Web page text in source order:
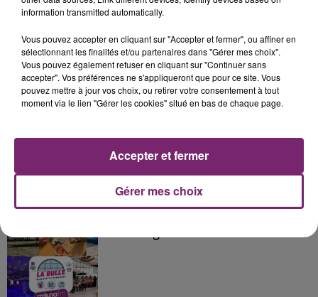
information transmitted automatically.
Vous pouvez accepter en cliquant sur "Accepter et fermer", ou affiner en
sélectionnant les finalités et/ou partenaires dans "Gérer mes choix".
Vous pouvez également refuser en cliquant sur "Continuer sans
accepter". Vos préférences ne s'appliqueront que pour ce site. Vous
pouvez mettre à jour vos choix, ou retirer votre consentement à tout
moment via le lien "Gérer les cookies" situé en bas de chaque page.
Gérer mes choix
Accepter et fermer